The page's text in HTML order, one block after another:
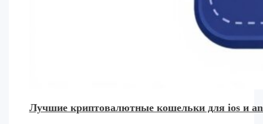
Лучшие криптовалютные кошельки для ios и